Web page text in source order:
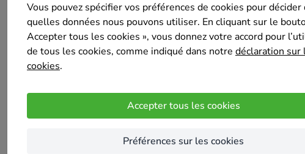
Vous pouvez spécifier vos préférences de cookies pour décider
quelles données nous pouvons utiliser. En cliquant sur le
Accepter tous les cookies », vous donnez votre accord pour
de tous les cookies, comme indiqué dans notre déclaration sur
cookies.
Accepter tous les cookies
Préférences sur les cookies
OPTIMUS HBC SPRL
Pas encore d'évaluation
OPTIMUS HBC SPRL est une entreprise
bâtiments.
Fort d'une expérience de plus de 15 ans dans les